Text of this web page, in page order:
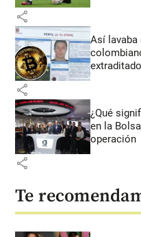
share
Así
share
¿Qué
en la
operación
share
Te